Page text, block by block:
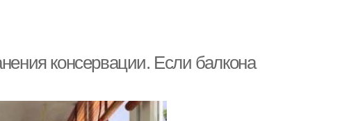
консервации. Если балкона